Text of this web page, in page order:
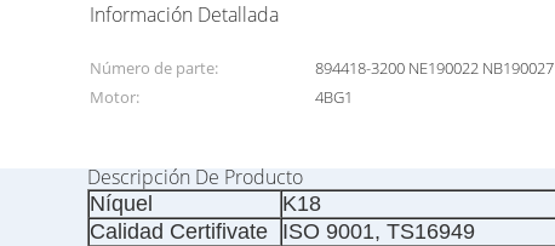
Información Detallada
Número de parte: 894418-3200 NE190022 NB190027
Motor:
4BG1
Descripción De Producto
Níquel
K18
Calidad Certifivate
ISO 9001, TS16949